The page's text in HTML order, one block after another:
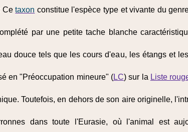
Cetaxon constitue l'espèce type et vivante du
par une petite tache blanche
douce tels que les cours d'eau, les étangs et
en "Préoccupation mineure" (LC) sur la Liste
Toutefois, en dehors de son aire originelle,
dans toute l'Eurasie, où l'animal est